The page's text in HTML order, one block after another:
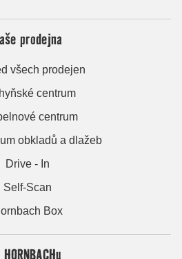
prodejna
všech prodejen
centrum
centrum
obkladů a dlažeb
Drive - In
Self-Scan
Box
HORNBACHu